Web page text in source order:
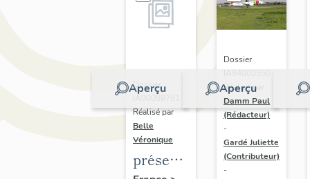
Aperçu
Dossier
Réalisé par
Belle
Véronique
présentation
Aperçu
Dossier
Réalisé par
Damm Paul
(Rédacteur)
-
Gardé Juliette
(Contributeur)
-